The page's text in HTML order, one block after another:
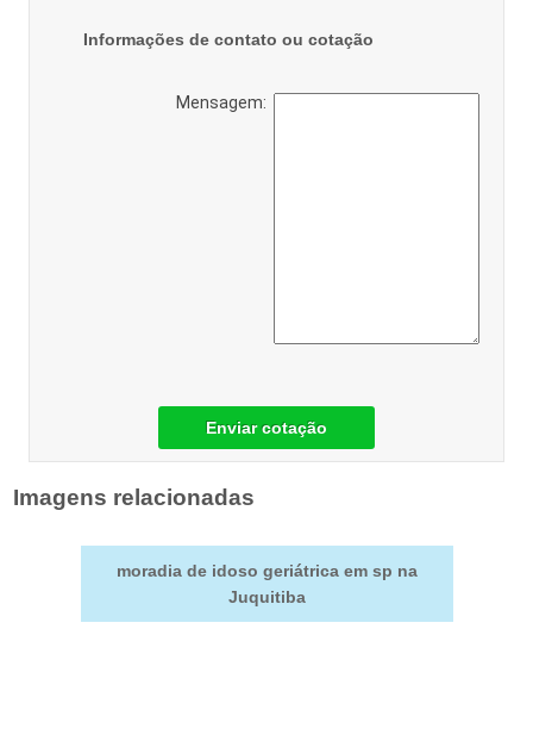
Informações de contato ou cotação
Mensagem:
Enviar cotação
Imagens relacionadas
moradia de idoso geriátrica em sp na
Juquitiba